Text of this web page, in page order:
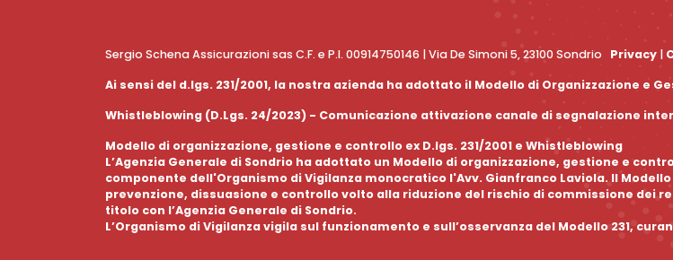
Sergio Schena Assicurazioni sas C.F. e P.I. 00914750146 | Via De Simoni 5, 23100 Sondrio Privacy |
Ai sensi del d.lgs. 231/2001, la nostra azienda ha adottato il Modello di Organizzazione e
Whistleblowing (D.Lgs. 24/2023) - Comunicazione attivazione canale di segnalazione
Modello di organizzazione, gestione e controllo ex D.lgs. 231/2001 e Whistleblowing
L’Agenzia Generale di Sondrio ha adottato un Modello di organizzazione, gestione e
componente dell'Organismo di Vigilanza monocratico l'Avv. Gianfranco Laviola. Il
prevenzione, dissuasione e controllo volto alla riduzione del rischio di commissione dei
titolo con l’Agenzia Generale di Sondrio.
L’Organismo di Vigilanza vigila sul funzionamento e sull’osservanza del Modello 231,